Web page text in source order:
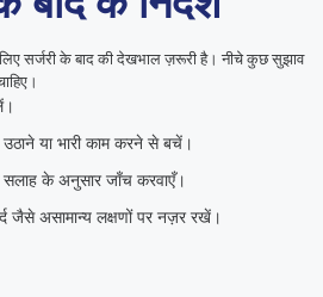
सर्जरी के बाद की देखभाल ज़रूरी है। नीचे कुछ सुझाव
या भारी काम करने से बचें।
के अनुसार जाँच करवाएँ।
जैसे असामान्य लक्षणों पर नज़र रखें।